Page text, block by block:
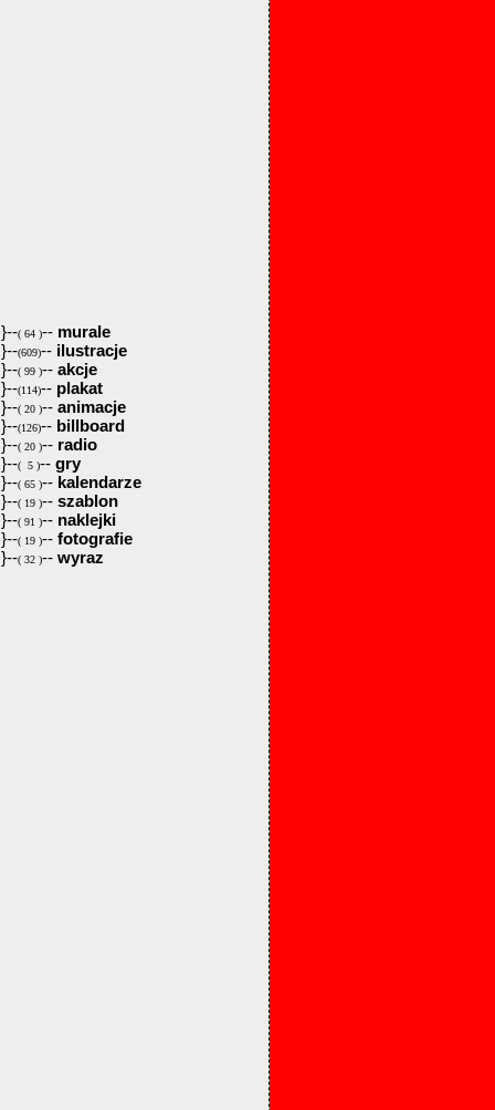
}--( 64 )-- murale
}--(609)-- ilustracje
}--( 99 )-- akcje
}--(114)-- plakat
}--( 20 )-- animacje
}--(126)-- billboard
}--( 20 )-- radio
}--( 5 )-- gry
}--( 65 )-- kalendarze
}--( 19 )-- szablon
}--( 91 )-- naklejki
}--( 19 )-- fotografie
}--( 32 )-- wyraz